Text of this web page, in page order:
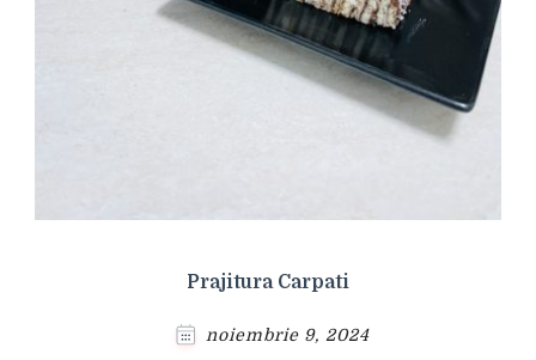
Prajitura Carpati
noiembrie 9, 2024